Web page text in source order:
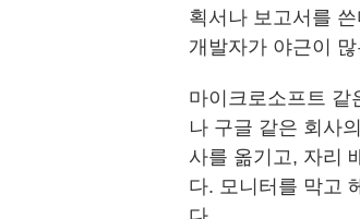
획서나 보고서를
개발자가 야근이
마이크로소프트 같
나 구글 같은 회사
사를 옮기고, 자리
다. 모니터를 막고